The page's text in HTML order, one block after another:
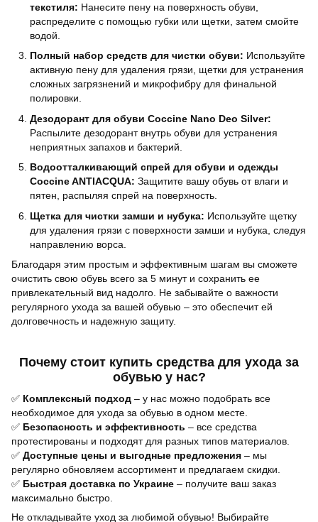
текстиля: Нанесите пену на поверхность обуви,
распределите с помощью губки или щетки, затем смойте
водой.
Полный набор средств для чистки обуви: Используйте
активную пену для удаления грязи, щетки для устранения
сложных загрязнений и микрофибру для финальной
полировки.
Дезодорант для обуви Coccine Nano Deo Silver:
Распылите дезодорант внутрь обуви для устранения
неприятных запахов и бактерий.
Водоотталкивающий спрей для обуви и одежды
Coccine ANTIACQUA: Защитите вашу обувь от влаги и
пятен, распыляя спрей на поверхность.
Щетка для чистки замши и нубука: Используйте щетку
для удаления грязи с поверхности замши и нубука, следуя
направлению ворса.
Благодаря этим простым и эффективным шагам вы сможете
очистить свою обувь всего за 5 минут и сохранить ее
привлекательный вид надолго. Не забывайте о важности
регулярного ухода за вашей обувью – это обеспечит ей
долговечность и надежную защиту.
Почему стоит купить средства для ухода за
обувью у нас?
✅ Комплексный подход – у нас можно подобрать все
необходимое для ухода за обувью в одном месте.
✅ Безопасность и эффективность – все средства
протестированы и подходят для разных типов материалов.
✅ Доступные цены и выгодные предложения – мы
регулярно обновляем ассортимент и предлагаем скидки.
✅ Быстрая доставка по Украине – получите ваш заказ
максимально быстро.
Не откладывайте уход за любимой обувью! Выбирайте